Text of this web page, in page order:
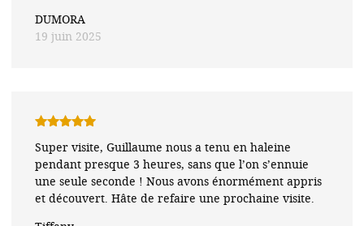
DUMORA
19 juin 2025
5
Super visite, Guillaume nous a tenu en haleine
pendant presque 3 heures, sans que l’on s’ennuie
une seule seconde ! Nous avons énormément appris
et découvert. Hâte de refaire une prochaine visite.